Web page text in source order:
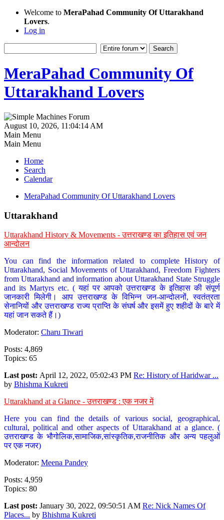
Welcome to MeraPahad Community Of Uttarakhand
Lovers.
Log in
MeraPahad Community Of
Uttarakhand Lovers
August 10, 2026, 11:04:14 AM
Main Menu
Main Menu
Home
Search
Calendar
MeraPahad Community Of Uttarakhand Lovers
Uttarakhand
Uttarakhand History & Movements - उत्तराखण्ड का इतिहास एवं जन
आन्दोलन
You can find the information related to complete History of
Uttarakhand, Social Movements of Uttarakhand, Freedom Fighters
from Uttarakhand and information about Uttarakhand State Struggle
and its Martyrs etc. ( यहां पर आपको उत्तराखण्ड के इतिहास की संपूर्ण
जानकारी मिलेगी। आप उत्तराखण्ड के विभिन्न जन-आन्दोलनों, स्वतंत्रता
सेनानियों और उत्तराखण्ड राज्य प्राप्ति के संघर्ष और इसमें हुए शहीदों के बारे में
यहां जान सकते हैं।)
Moderator: Charu Tiwari
Posts: 4,869
Topics: 65
Last post: April 12, 2022, 05:02:43 PM Re: History of Haridwar ...
by Bhishma Kukreti
Uttarakhand at a Glance - उत्तराखण्ड : एक नजर में
Here you can find the details of various social, geographical,
cultural, political and other aspects of Uttarakhand at a glance. (
उत्तराखण्ड के भौगोलिक,सामाजिक,सांस्कृतिक,राजनीतिक और अन्य पहलुओं
पर एक नजर)
Moderator: Meena Pandey
Posts: 4,959
Topics: 80
Last post: January 30, 2022, 09:50:51 AM Re: Nick Names Of
Places... by Bhishma Kukreti